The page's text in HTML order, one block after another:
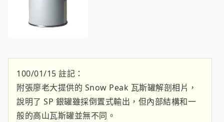
100/01/15 註記：
附張廖老大提供的 Snow Peak 瓦斯罐解剖相片，
說明了 SP 銀罐雖採倒置式輸出，但內部結構和一
般的高山瓦斯罐並無不同。